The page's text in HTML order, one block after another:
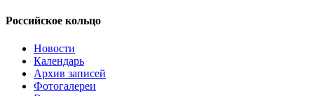
Российское кольцо
Новости
Календарь
Архив записей
Фотогалереи